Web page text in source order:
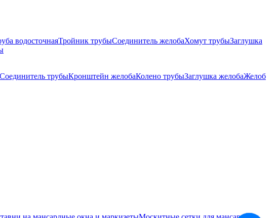
водосточнаяТройник трубыСоединитель желобаХомут трубыЗаглушка
Соединитель трубыКронштейн желобаКолено трубыЗаглушка желобаЖелоб